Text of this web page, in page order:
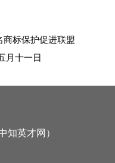
保护促进联盟
五月十一日
知英才网）